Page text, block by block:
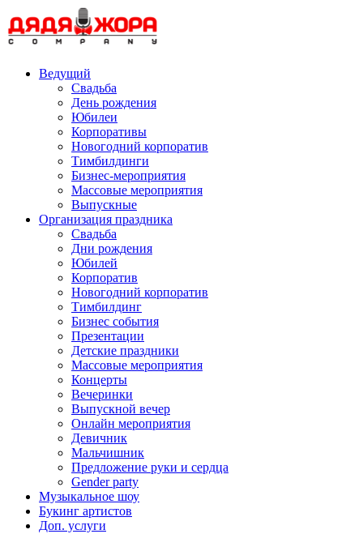
to
content
Ведущий
Свадьба
День рождения
Юбилеи
Корпоративы
Новогодний корпоратив
Тимбилдинги
Бизнес-мероприятия
Массовые мероприятия
Выпускные
Организация праздника
Свадьба
Дни рождения
Юбилей
Корпоратив
Новогодний корпоратив
Тимбилдинг
Бизнес события
Презентации
Детские праздники
Массовые мероприятия
Концерты
Вечеринки
Выпускной вечер
Онлайн мероприятия
Девичник
Мальчишник
Предложение руки и сердца
Gender party
Музыкальное шоу
Букинг артистов
Доп. услуги